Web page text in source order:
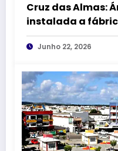
Cruz das Almas:
instalada a
DICA II vai receber
pavimentação
Junho 22, 2026